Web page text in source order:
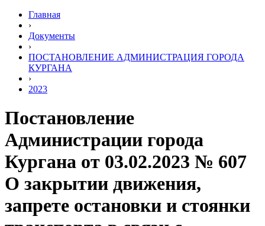
Главная
›
Документы
›
ПОСТАНОВЛЕНИЕ АДМИНИСТРАЦИЯ ГОРОДА
КУРГАНА
›
2023
Постановление
Администрации города
Кургана от 03.02.2023 № 607
О закрытии движения,
запрете остановки и стоянки